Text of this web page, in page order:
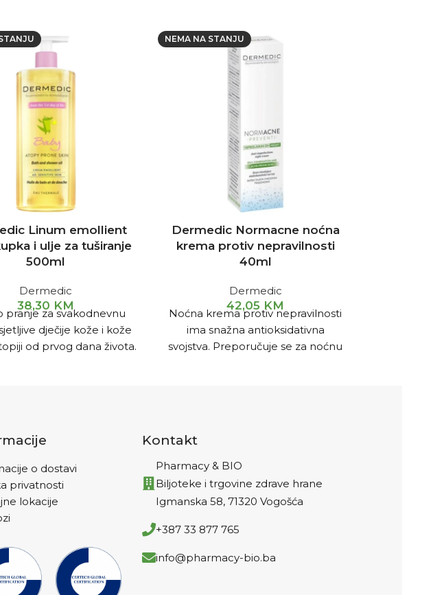
Linum emollient
i ulje za tuširanje
500ml
Dermedic
38,30 KM
pranje za svakodnevnu
dječije kože i kože
od prvog dana života.
NEMA NA STANJU
Dermedic Normacne noćna
krema protiv nepravilnosti
40ml
Dermedic
42,05 KM
Noćna krema protiv nepravilnosti
ima snažna antioksidativna
svojstva. Preporučuje se za noćnu
o dostavi
privatnosti
lokacije
Kontakt
Pharmacy & BIO
Biljoteke i trgovine zdrave hrane
Igmanska 58, 71320 Vogošća
+387 33 877 765
info@pharmacy-bio.ba